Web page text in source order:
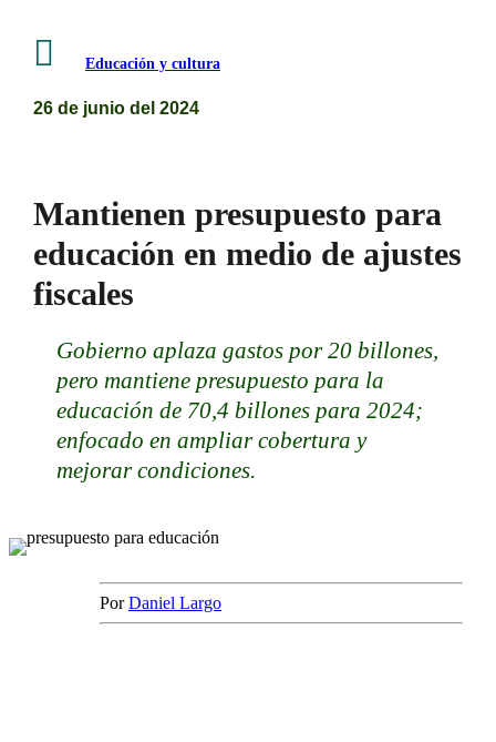
 Educación y cultura
26 de junio del 2024
Mantienen presupuesto para
educación en medio de ajustes
fiscales
Gobierno aplaza gastos por 20 billones,
pero mantiene presupuesto para la
educación de 70,4 billones para 2024;
enfocado en ampliar cobertura y
mejorar condiciones.
PorDaniel Largo